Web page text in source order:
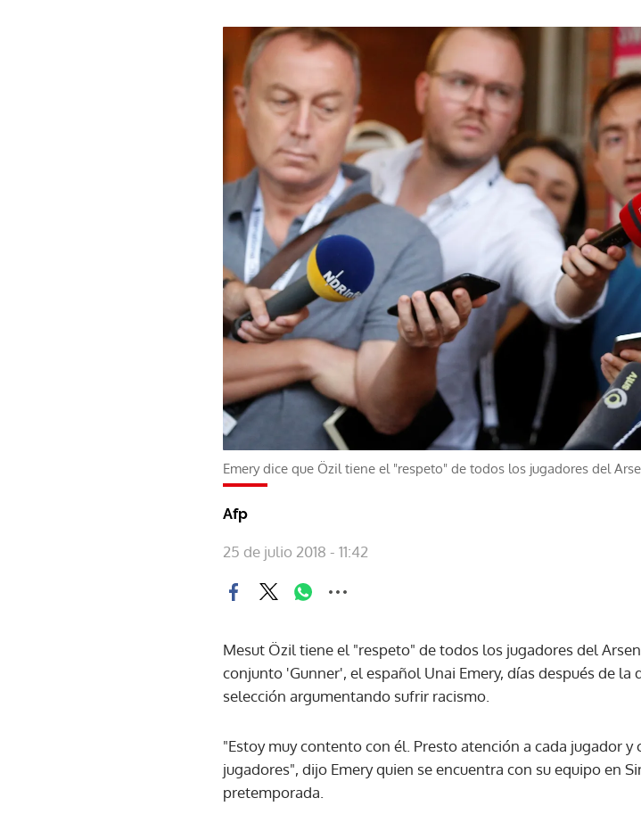
Emery dice que Özil tiene el "respeto" de todos los jugadores del
Afp
25 de julio 2018 - 11:42
Mesut Özil tiene el "respeto" de todos los jugadores del
conjunto 'Gunner', el español Unai Emery, días después de
selección argumentando sufrir racismo.
"Estoy muy contento con él. Presto atención a cada jugador
jugadores", dijo Emery quien se encuentra con su equipo en
pretemporada.